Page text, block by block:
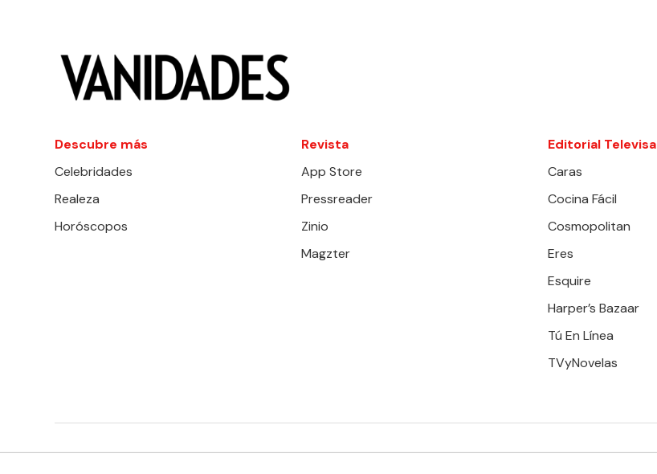
Descubre más
Celebridades
Realeza
Horóscopos
Revista
App Store
Pressreader
Zinio
Magzter
Editorial Televisa
Caras
Cocina Fácil
Cosmopolitan
Eres
Esquire
Harper’s Bazaar
Tú En Línea
TVyNovelas
EDITORIAL TELEVISA S.A. DE C.V. TODOS LOS DERECHOS RESERVADOS. TBG - EDITORIAL TELEVISA - LIFESTYLES